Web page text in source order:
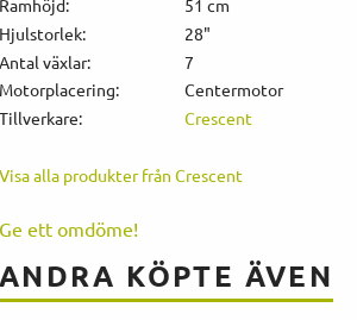
Ramhöjd
51 cm
Hjulstorlek
28"
Antal växlar
7
Motorplacering
Centermotor
Tillverkare
Crescent
Visa alla produkter från Crescent
Ge ett omdöme!
ANDRA KÖPTE ÄVEN